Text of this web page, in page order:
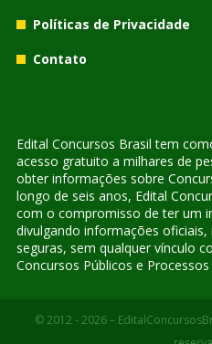
Políticas de Privacidade
Contato
Edital Concursos Brasil tem
acesso gratuito a milhares de
obter informações sobre
longo de seis anos, Edital
com o compromisso de ter um
divulgando informações
seguras, sem qualquer vínculo
Concursos Públicos e Processos
© 2012 - 2026 –